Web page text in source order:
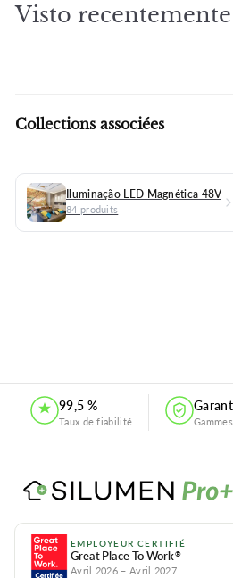
Visto recentemente
Collections associées
Iluminação LED Magnética 48V
84 produits
99,5 %
Taux de fiabilité
EMPLOYEUR CERTIFIÉ
Great Place To Work®
Avril 2026 – Avril 2027